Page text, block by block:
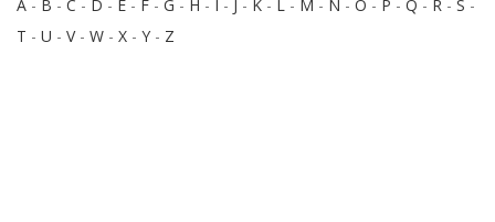
A - B - C - D - E - F - G - H - I - J - K - L - M - N - O - P - Q - R - S -
T - U - V- W - X - Y - Z